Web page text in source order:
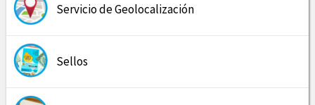
Servicio de Geolocalización
Sellos